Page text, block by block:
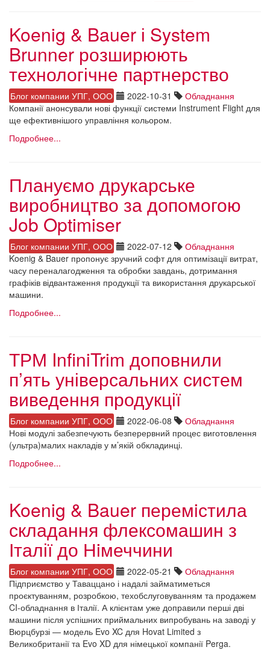
Koenig & Bauer і System
Brunner розширюють
технологічне партнерство
Блог компании УПГ, ООО 2022-10-31
Обладнання
Компанії анонсували нові функції системи Instrument Flight для
ще ефективнішого управління кольором.
Подробнее...
Плануємо друкарське
виробництво за допомогою
Job Optimiser
Блог компании УПГ, ООО 2022-07-12
Обладнання
Koenig & Bauer пропонує зручний софт для оптимізації витрат,
часу переналагодження та обробки завдань, дотримання
графіків відвантаження продукції та використання друкарської
машини.
Подробнее...
ТРМ InfiniTrim доповнили
п’ять універсальних систем
виведення продукції
Блог компании УПГ, ООО 2022-06-08
Обладнання
Нові модулі забезпечують безперервний процес виготовлення
(ультра)малих накладів у м’якій обкладинці.
Подробнее...
Koenig & Bauer перемiстила
складання флексомашин з
Італії до Нiмеччини
Блог компании УПГ, ООО 2022-05-21
Обладнання
Підприємство у Таваццано і надалі займатиметься
проєктуванням, розробкою, техобслуговуванням та продажем
CI-обладнання в Італії. А клієнтам уже доправили перші дві
машини після успішних приймальних випробувань на заводі у
Вюрцбурзі — модель Evo XC для Hovat Limited з
Великобританії та Evo XD для німецької компанії Perga.